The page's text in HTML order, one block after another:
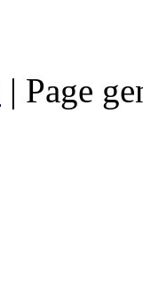
| Page